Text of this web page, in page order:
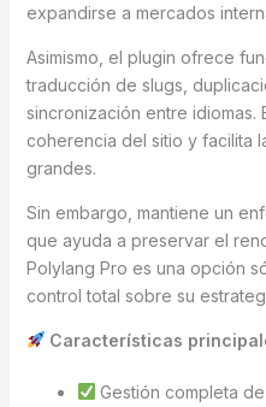
expandirse a mercados
Asimismo, el plugin ofrece
traducción de slugs,
sincronización entre idiomas.
coherencia del sitio y facilita
grandes.
Sin embargo, mantiene un
que ayuda a preservar el
Polylang Pro es una opción
control total sobre su
Características
Gestión completa